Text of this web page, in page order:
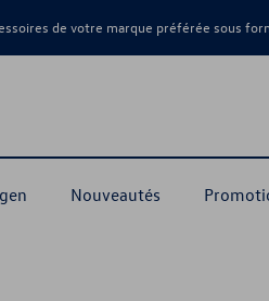
de votre marque préférée sous
Nouveautés